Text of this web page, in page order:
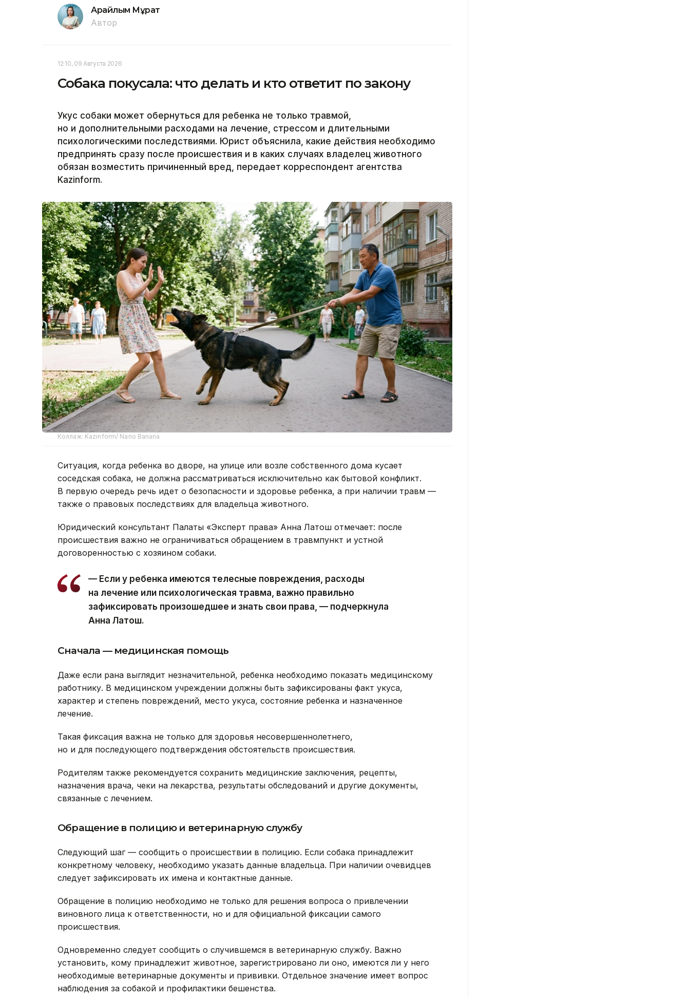
Арайлым Мұрат
Автор
12:10, 09 Августа 2026
Собака покусала: что делать и кто ответит по закону
Укус собаки может обернуться для ребенка не только травмой,
но и дополнительными расходами на лечение, стрессом и длительными
психологическими последствиями. Юрист объяснила, какие действия необходимо
предпринять сразу после происшествия и в каких случаях владелец животного
обязан возместить причиненный вред, передает корреспондент агентства
Kazinform.
Коллаж: Kazinform/ Nano Banana
Ситуация, когда ребенка во дворе, на улице или возле собственного дома кусает
соседская собака, не должна рассматриваться исключительно как бытовой конфликт.
В первую очередь речь идет о безопасности и здоровье ребенка, а при наличии травм —
также о правовых последствиях для владельца животного.
Юридический консультант Палаты «Эксперт права» Анна Латош отмечает: после
происшествия важно не ограничиваться обращением в травмпункт и устной
договоренностью с хозяином собаки.
— Если у ребенка имеются телесные повреждения, расходы
на лечение или психологическая травма, важно правильно
зафиксировать произошедшее и знать свои права, — подчеркнула
Анна Латош.
Сначала — медицинская помощь
Даже если рана выглядит незначительной, ребенка необходимо показать медицинскому
работнику. В медицинском учреждении должны быть зафиксированы факт укуса,
характер и степень повреждений, место укуса, состояние ребенка и назначенное
лечение.
Такая фиксация важна не только для здоровья несовершеннолетнего,
но и для последующего подтверждения обстоятельств происшествия.
Родителям также рекомендуется сохранить медицинские заключения, рецепты,
назначения врача, чеки на лекарства, результаты обследований и другие документы,
связанные с лечением.
Обращение в полицию и ветеринарную службу
Следующий шаг — сообщить о происшествии в полицию. Если собака принадлежит
конкретному человеку, необходимо указать данные владельца. При наличии очевидцев
следует зафиксировать их имена и контактные данные.
Обращение в полицию необходимо не только для решения вопроса о привлечении
виновного лица к ответственности, но и для официальной фиксации самого
происшествия.
Одновременно следует сообщить о случившемся в ветеринарную службу. Важно
установить, кому принадлежит животное, зарегистрировано ли оно, имеются ли у него
необходимые ветеринарные документы и прививки. Отдельное значение имеет вопрос
наблюдения за собакой и профилактики бешенства.